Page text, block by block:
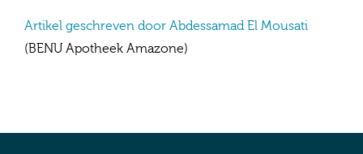
Artikel geschreven door Abdessamad El Mousati
(BENU Apotheek Amazone)